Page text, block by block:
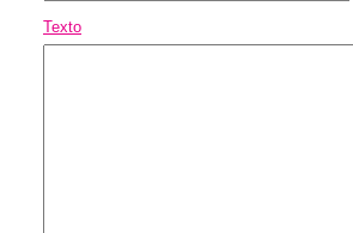
Texto